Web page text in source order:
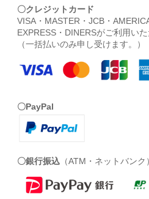
〇クレジットカード
VISA・MASTER・JCB・
EXPRESS・DINERSがご利用いた
（一括払いのみ申し受けます。）
〇PayPal
〇銀行振込 （ATM・ネットバンク